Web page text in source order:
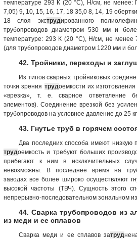
температуре 293 К (20 °С), Н/см, не менее:
7,05) 9, 10, 15, 16, 17, 18 35,0 8, 14, 19
18 слоя экструдированного
трубопроводов диаметром 530 мм и
температуре: 293 К (20 °С), Н/см, не
(для трубопроводов диаметром 1220 мм и
42. Тройники, переходы и
Из типов сварных тройниковых
точки зрения трудоемкости их
«врезка», т. е. сварное ответвление
элементов). Соединение врезкой без
трубопроводов на условное давление до 25
43. Гнутье труб в горячем
Два последних способа имеют низкую
трудоемкость и требуют больших
прибегают к ним в исключительных
невозможны. В последнее время на
заводах все более широко осуществляют
высокой частоты (ТВЧ). Сущность этого
непрерывно-последовательном зональном
44. Сварка трубопроводов из
из меди и ее сплавов
Сварка меди и ее сплавов затруд